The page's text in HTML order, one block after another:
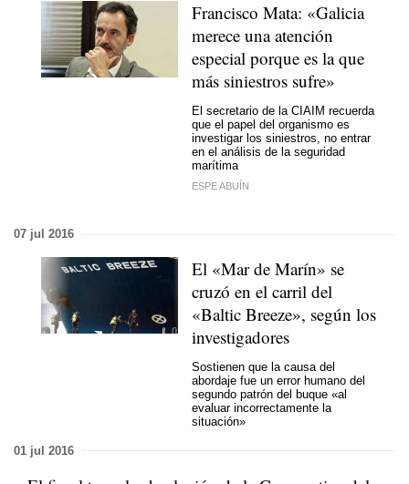
Francisco Mata: «Galicia
merece una atención
especial porque es la que
más siniestros sufre»
El secretario de la CIAIM recuerda
que el papel del organismo es
investigar los siniestros, no entrar
en el análisis de la seguridad
marítima
ESPE ABUÍN
07 jul 2016
El «Mar de Marín» se
cruzó en el carril del
«Baltic Breeze», según los
investigadores
Sostienen que la causa del
abordaje fue un error humano del
segundo patrón del buque «al
evaluar incorrectamente la
situación»
01 jul 2016